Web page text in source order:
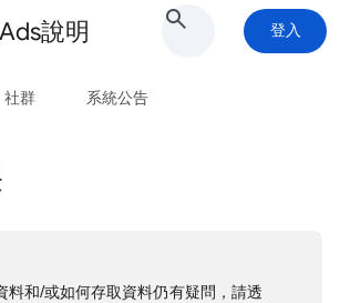
說明 登入
社群 系統公告
料和/或如何存取資料仍有疑問，請透